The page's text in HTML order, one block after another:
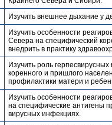
Изучить внешнее дыхание у
Изучить особенности
Севера на специфический
внедрить в практику
Изучить роль
коренного и пришлого
профилактики матери и
Изучить особенности
на специфические антигены
вирусных инфекциях.